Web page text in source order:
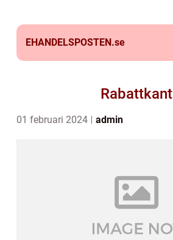
EHANDELSPOSTEN.se
Rabattkant
01 februari 2024 admin